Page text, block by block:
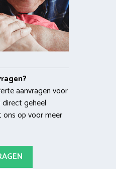
aanvragen voor
geheel
op voor meer